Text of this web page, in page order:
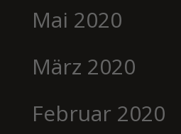
Mai 2020
März 2020
Februar 2020